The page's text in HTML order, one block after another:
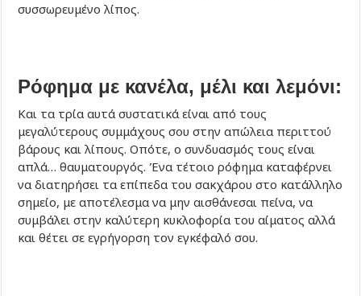
συσσωρευμένο λίπος.
Ρόφημα με κανέλα, μέλι και λεμόνι:
Και τα τρία αυτά συστατικά είναι από τους
μεγαλύτερους συμμάχους σου στην απώλεια περιττού
βάρους και λίπους. Οπότε, ο συνδυασμός τους είναι
απλά… θαυματουργός. Ένα τέτοιο ρόφημα καταφέρνει
να διατηρήσει τα επίπεδα του σακχάρου στο κατάλληλο
σημείο, με αποτέλεσμα να μην αισθάνεσαι πείνα, να
συμβάλει στην καλύτερη κυκλοφορία του αίματος αλλά
και θέτει σε εγρήγορση τον εγκέφαλό σου.